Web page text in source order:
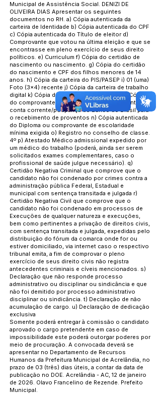
Municipal de Assistência Social. DENIZI DE
OLIVEIRA DIAS Apresentar os seguintes
documentos no RH. a) Cópia autenticada da
carteira de Identidade b) Cópia autenticada do CPF
c) Cópia autenticada do Título de eleitor d)
Comprovante que votou na última eleição e que se
encontrasse em pleno exercício de seus direito
políticos. e) Curriculum f) Cópia do certidão de
nascimento ou nascimento. g) Cópia do certidão
do nascimento e CPF dos filhos menores de 14
anos. h) Cópia da carteira do PIS/PASEP i) 01 (uma)
Foto (3x4) recente j) Cópia da carteira de trabalho
digital k) Cópia da certidão de reservista l) Cópia
do comprovante de endereço m) Comprovante de
conta corrente/poupança do Banco do Brasil para
o recebimento de proventos n) Cópia autenticada
do Diploma ou comprovante de escolaridade
mínima exigida o) Registro no conselho de classe.
4º p) Atestado Médico admissional expedido por
um médico do trabalho (poderá, ainda ser serem
solicitados exames complementares, caso o
profissional de saúde julgue necessário). q)
Certidão Negativa Criminal que comprove que o
candidato não foi condenado por crimes contra a
administração pública Federal, Estadual e
municipal com sentença transitada e julgada r)
Certidão Negativa Civil que comprove que o
candidato não foi condenado em processos de
Execuções de qualquer natureza e execuções,
bem como pertinentes a privação de direitos civis,
com sentença transitada e julgada, expedidas pelo
distribuição do fórum da comarca onde for ou
estiver domiciliado, via internet caso o respectivo
tribunal emita, a fim de comprovar o pleno
exercício de seus direito civis não registra
antecedentes criminais e cíveis mencionados. s)
Declaração que não responde processo
administrativo ou disciplinar ou sindicância e que
não foi demitido por processo administrativo
disciplinar ou sindicância. t) Declaração de não
acumulação de cargo. u) Declaração de dedicação
exclusiva
Somente poderá entregar à comissão o candidato
aprovado o cargo pretendente em caso de
impossibilidade este poderá outorgar poderes por
meio de procuração. A convocada deverá se
apresentar no Departamento de Recursos
Humanos da Prefeitura Municipal de Acrelândia, no
prazo de 03 (três) dias úteis, a contar da data de
publicação no DOE. Acrelândia - AC, 12 de janeiro
de 2026. Olavo Francelino de Rezende. Prefeito
Municipal.